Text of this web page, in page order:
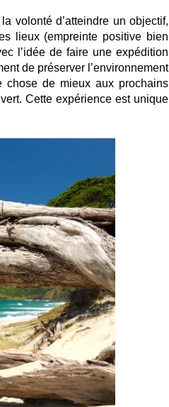
volonté d’atteindre un objectif,
lieux (empreinte positive bien
l’idée de faire une expédition
de préserver l’environnement
chose de mieux aux prochains
Cette expérience est unique